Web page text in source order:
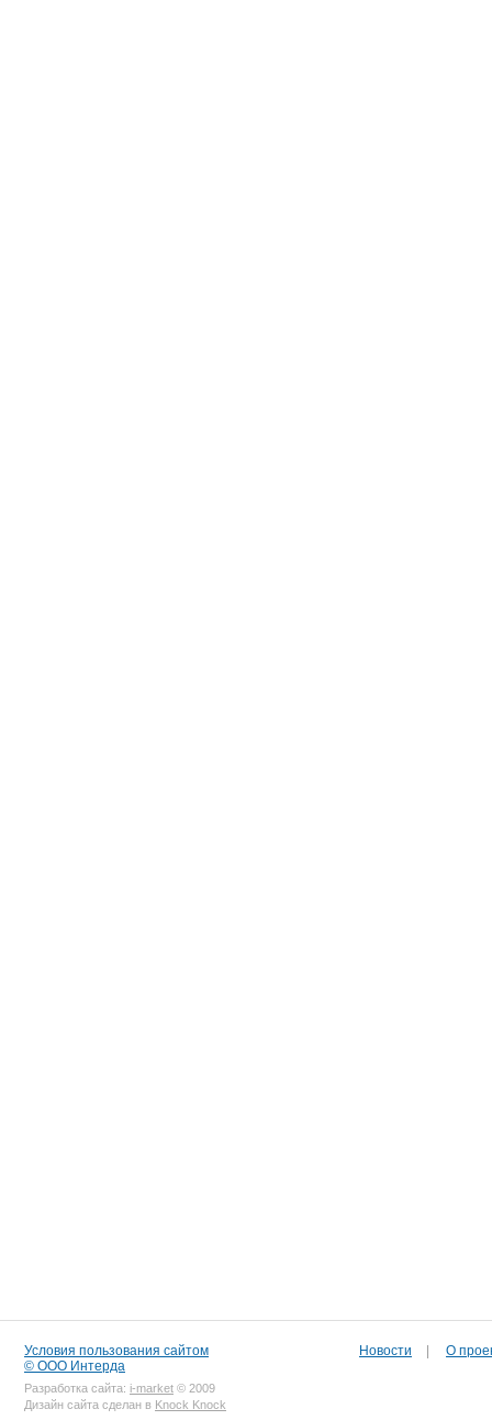
Условия пользования сайтом
© ООО Интерда
Разработка сайта: i-market © 2009
Дизайн сайта сделан в Knock Knock
Новости О